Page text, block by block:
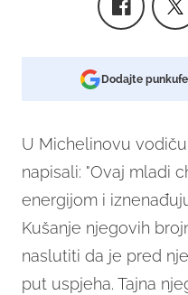
Dodajte
U Michelinovu
napisali: "Ovaj mladi
energijom i
Kušanje njegovih
naslutiti da je pred
put uspjeha. Tajna